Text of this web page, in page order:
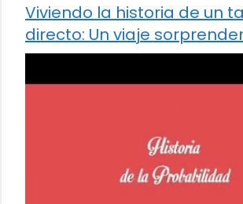
Viviendo la historia de un
directo: Un viaje